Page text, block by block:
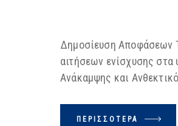
Δημοσίευση Αποφάσεων
αιτήσεων ενίσχυσης
Ανάκαμψης και
ΠΕΡΙΣΣΌΤΕΡΑ